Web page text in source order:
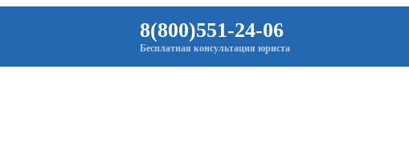
8(800)551-24-06
Бесплатная консультация юриста